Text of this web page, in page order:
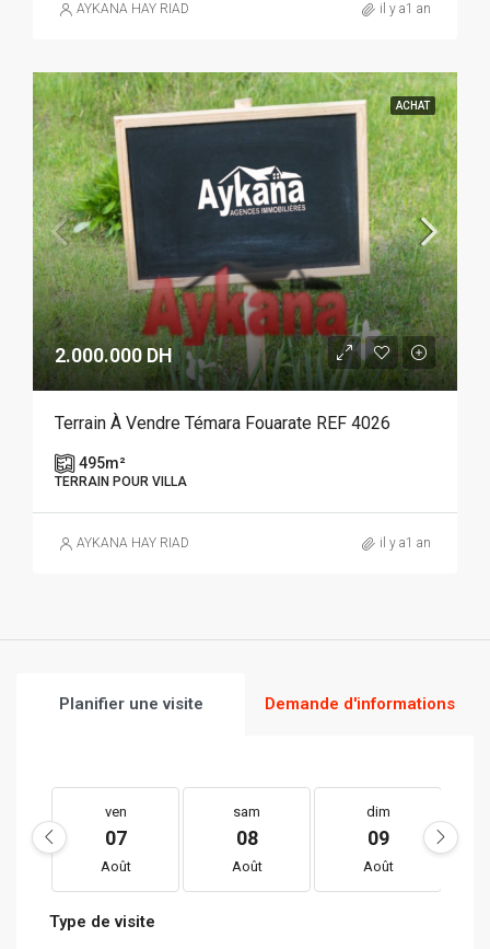
AYKANA HAY RIAD il y a1 an
ACHAT
2.000.000 DH
Terrain À Vendre Témara Fouarate REF 4026
495m²
TERRAIN POUR VILLA
AYKANA HAY RIAD il y a1 an
Planifier une visite Demande d'informations
ven
07
Août
sam
08
Août
dim
09
Août
Type de visite